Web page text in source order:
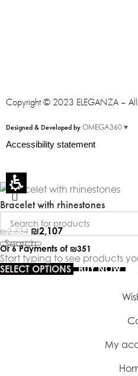
Copyright © 2023 ELEGANZA – All
Designed & Developed by OMEGA360 ♥
Accessibility statement
Search
Start typing to see products
Bracelet with rhinestones
₪2,634 ₪2,107
Or 6 Payments of ₪351
SELECT OPTIONS BUY NOW
My